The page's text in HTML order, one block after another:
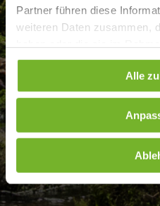
Partner führen diese
weiteren Daten zusammen,
gesammelt haben. Weitere
Datenschutzseite
Alle